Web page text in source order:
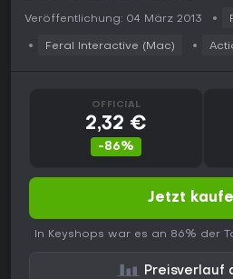
Veröffentlichung: 04 März 2013
Feral Interactive (Mac)
OFFICIAL
2,32 €
-86%
Jetzt
In Keyshops war es an 86% der
Preisverlauf